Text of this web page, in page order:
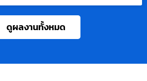
ดูผลงานทั้งหมด